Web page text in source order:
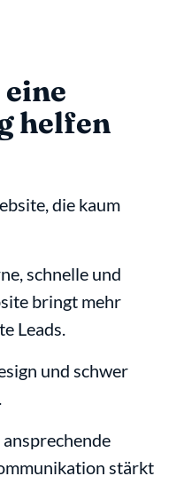
helfen
die kaum
schnelle und
bringt mehr
Leads.
und schwer
stärkt